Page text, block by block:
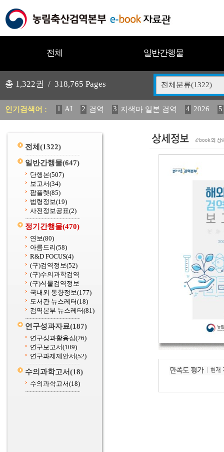
전체 일반간행물
총 1,322권 / 318,765 Pages 전체분류(1322)
인기검색어 : 1 AI 2 검역 3 지색마 일본 검역 4 2026
5
11 2025 12 중독성 식물 도감 13 媛 異 14
전체 (1322)
일반간행물(647)
단행본(507)
보고서(34)
팜플렛(85)
법령정보(19)
사전정보공표(2)
정기간행물(470)
연보(80)
아름드리(58)
R&D FOCUS(4)
(구)검역정보(52)
(구)수의과학검역
(구)식물검역정보
국내외 동향정보(177)
도서관 뉴스레터(18)
검역본부 뉴스레터(81)
연구성과자료(187)
연구성과활용집(26)
연구보고서(109)
연구과제제안서(52)
수의과학고서(18)
수의과학고서(18)